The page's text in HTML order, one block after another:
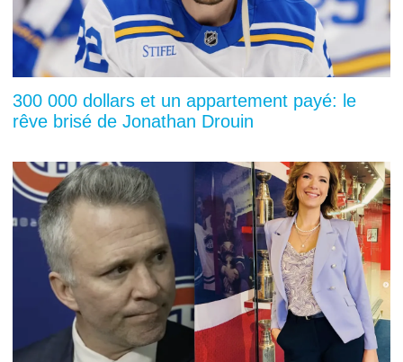
300 000 dollars et un appartement payé: le
rêve brisé de Jonathan Drouin